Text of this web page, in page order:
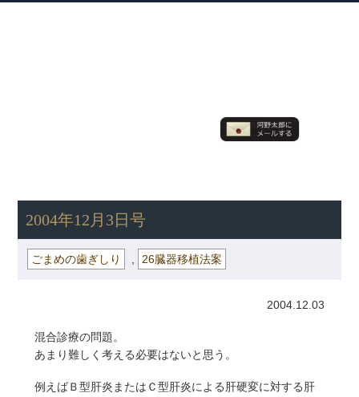
2004年12月3日号
ごまめの歯ぎしり 26臓器移植法案
2004.12.03
混合診療の問題。
あまり難しく考える必要はないと思う。
例えばＢ型肝炎またはＣ型肝炎による肝硬変に対する肝